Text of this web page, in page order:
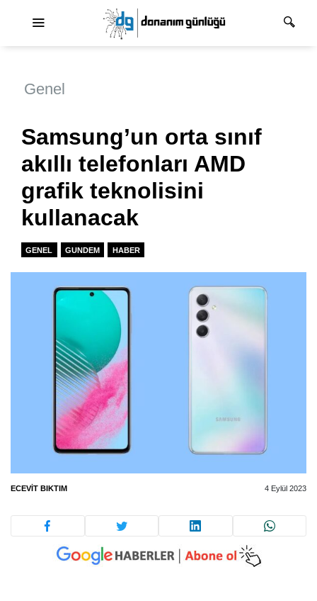
Genel
Samsung’un orta sınıf
akıllı telefonları AMD
grafik teknolisini
kullanacak
GENEL GUNDEM HABER
ECEVIT BIKTIM 4 Eylül 2023